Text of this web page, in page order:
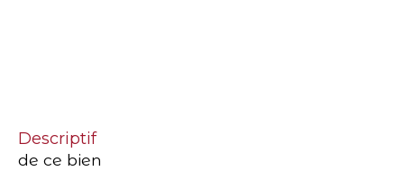
descriptif
de ce bien